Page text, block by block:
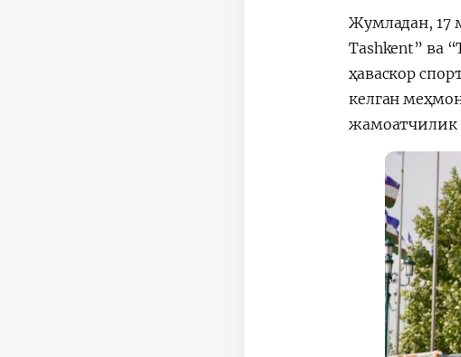
Жумладан, 17
Tashkent” ва
ҳаваскор
келган
жамоатчилик